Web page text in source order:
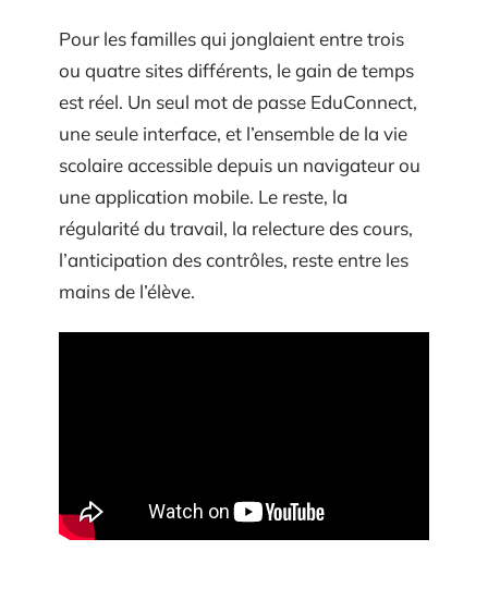
Pour les familles qui jonglaient entre trois
ou quatre sites différents, le gain de temps
est réel. Un seul mot de passe EduConnect,
une seule interface, et l’ensemble de la vie
scolaire accessible depuis un navigateur ou
une application mobile. Le reste, la
régularité du travail, la relecture des cours,
l’anticipation des contrôles, reste entre les
mains de l’élève.